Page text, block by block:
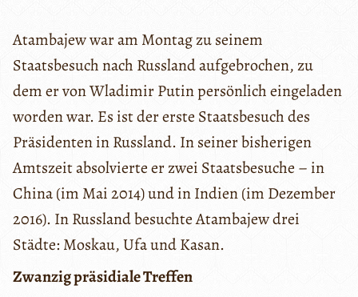
Atambajew war am Montag zu seinem
Staatsbesuch nach Russland aufgebrochen, zu
dem er von Wladimir Putin persönlich eingeladen
worden war. Es ist der erste Staatsbesuch des
Präsidenten in Russland. In seiner bisherigen
Amtszeit absolvierte er zwei Staatsbesuche – in
China (im Mai 2014) und in Indien (im Dezember
2016). In Russland besuchte Atambajew drei
Städte: Moskau, Ufa und Kasan.
Zwanzig präsidiale Treffen